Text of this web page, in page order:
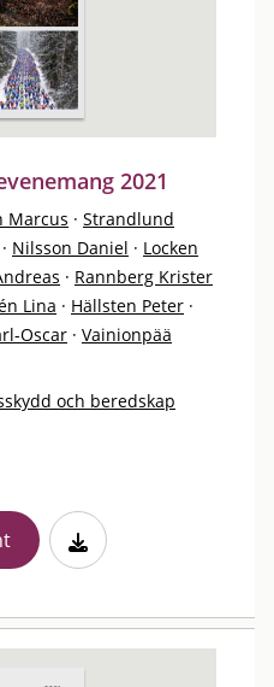
2021
Marcus · Strandlund
· Nilsson Daniel · Locken
· Rannberg Krister
Lina · Hällsten Peter ·
Oscar · Vainionpää
och beredskap